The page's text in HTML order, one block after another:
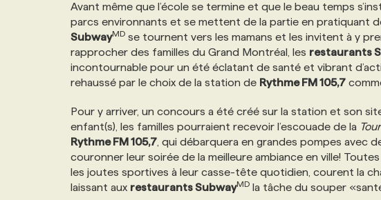
TOUTES LES CATÉGORIES
CAMPAGNES ET CRÉATIVITÉ
NOMINATIONS
NOUVEAUX MANDATS
CHRONIQUES
TOUTES LES CHRONIQUES
RESSOURCES HUMAINES
MARKETING ET COMMUNICATION
FORFAITS ABONNEMENT
VOIR TOUTES LES PARUTIONS
ANNONCEZ AVEC NOUS
INFOLETTRES
INFOLETTRE EN BREF
BULLETIN FORMATION
BULLETIN RECRUTEMENT
EMPLOYEUR
AFFICHEZ UN POSTE / TARIFS
CANDIDAT
CONFÉRENCES
NOS CONFÉRENCES
FORMATIONS
Avant même que l’école se termine et que le beau temps
parcs environnants et se mettent de la partie en pratiquant
SubwayMD se tournent vers les mamans et les invitent à y
rapprocher des familles du Grand Montréal, les restaurants
incontournable pour un été éclatant de santé et vibrant
rehaussé par le choix de la station de Rythme FM 105,7
Pour y arriver, un concours a été créé sur la station et son
enfant(s), les familles pourraient recevoir l’escouade de la
Rythme FM 105,7 , qui débarquera en grandes pompes avec
couronner leur soirée de la meilleure ambiance en ville!
les joutes sportives à leur casse-tête quotidien, courent la
laissant aux restaurants SubwayMD la tâche du souper